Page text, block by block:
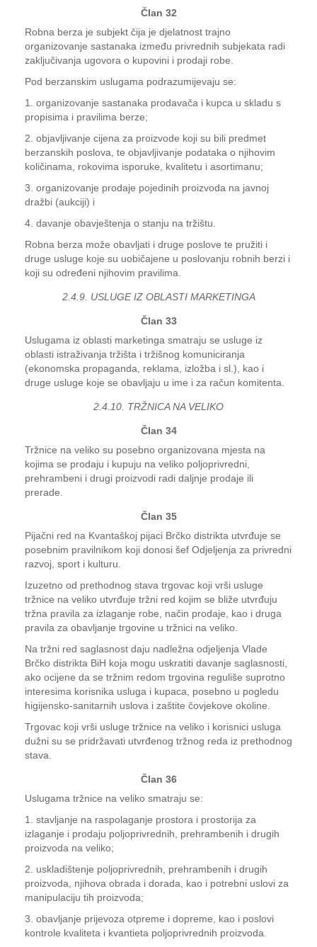
Član 32
Robna berza je subjekt čija je djelatnost trajno
organizovanje sastanaka između privrednih subjekata radi
zaključivanja ugovora o kupovini i prodaji robe.
Pod berzanskim uslugama podrazumijevaju se:
1. organizovanje sastanaka prodavača i kupca u skladu s
propisima i pravilima berze;
2. objavljivanje cijena za proizvode koji su bili predmet
berzanskih poslova, te objavljivanje podataka o njihovim
količinama, rokovima isporuke, kvalitetu i asortimanu;
3. organizovanje prodaje pojedinih proizvoda na javnoj
dražbi (aukciji) i
4. davanje obavještenja o stanju na tržištu.
Robna berza može obavljati i druge poslove te pružiti i
druge usluge koje su uobičajene u poslovanju robnih berzi i
koji su određeni njihovim pravilima.
2.4.9. USLUGE IZ OBLASTI MARKETINGA
Član 33
Uslugama iz oblasti marketinga smatraju se usluge iz
oblasti istraživanja tržišta i tržišnog komuniciranja
(ekonomska propaganda, reklama, izložba i sl.), kao i
druge usluge koje se obavljaju u ime i za račun komitenta.
2.4.10. TRŽNICA NA VELIKO
Član 34
Tržnice na veliko su posebno organizovana mjesta na
kojima se prodaju i kupuju na veliko poljoprivredni,
prehrambeni i drugi proizvodi radi daljnje prodaje ili
prerade.
Član 35
Pijačni red na Kvantaškoj pijaci Brčko distrikta utvrđuje se
posebnim pravilnikom koji donosi šef Odjeljenja za privredni
razvoj, sport i kulturu.
Izuzetno od prethodnog stava trgovac koji vrši usluge
tržnice na veliko utvrđuje tržni red kojim se bliže utvrđuju
tržna pravila za izlaganje robe, način prodaje, kao i druga
pravila za obavljanje trgovine u tržnici na veliko.
Na tržni red saglasnost daju nadležna odjeljenja Vlade
Brčko distrikta BiH koja mogu uskratiti davanje saglasnosti,
ako ocijene da se tržnim redom trgovina reguliše suprotno
interesima korisnika usluga i kupaca, posebno u pogledu
higijensko-sanitarnih uslova i zaštite čovjekove okoline.
Trgovac koji vrši usluge tržnice na veliko i korisnici usluga
dužni su se pridržavati utvrđenog tržnog reda iz prethodnog
stava.
Član 36
Uslugama tržnice na veliko smatraju se:
1. stavljanje na raspolaganje prostora i prostorija za
izlaganje i prodaju poljoprivrednih, prehrambenih i drugih
proizvoda na veliko;
2. uskladištenje poljoprivrednih, prehrambenih i drugih
proizvoda, njihova obrada i dorada, kao i potrebni uslovi za
manipulaciju tih proizvoda;
3. obavljanje prijevoza otpreme i dopreme, kao i poslovi
kontrole kvaliteta i kvantieta poljoprivrednih proizvoda.